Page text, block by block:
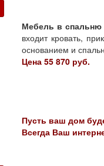
Мебель в
входит кровать,
основанием и
Цена 55 870 руб.
Пусть ваш дом
Всегда Ваш